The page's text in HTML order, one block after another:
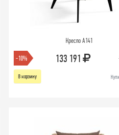
Кресло A141
-10% 133 191
В корзину